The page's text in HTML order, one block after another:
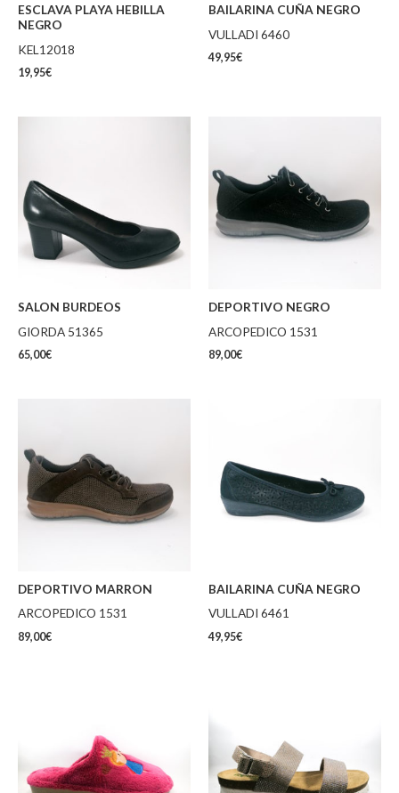
ESCLAVA PLAYA HEBILLA
NEGRO
KEL12018
19,95€
BAILARINA CUÑA NEGRO
VULLADI 6460
49,95€
SALON BURDEOS
GIORDA 51365
65,00€
DEPORTIVO NEGRO
ARCOPEDICO 1531
89,00€
DEPORTIVO MARRON
ARCOPEDICO 1531
89,00€
BAILARINA CUÑA NEGRO
VULLADI 6461
49,95€